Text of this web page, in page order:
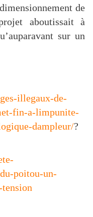
de
aboutissait à
sur un
illegaux-de-
fin-a-limpunite-
dampleur/?
poitou-un-